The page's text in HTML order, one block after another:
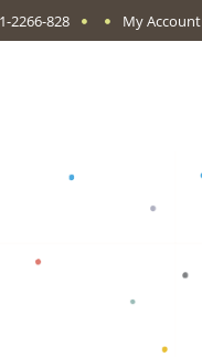
2266-828 My Account